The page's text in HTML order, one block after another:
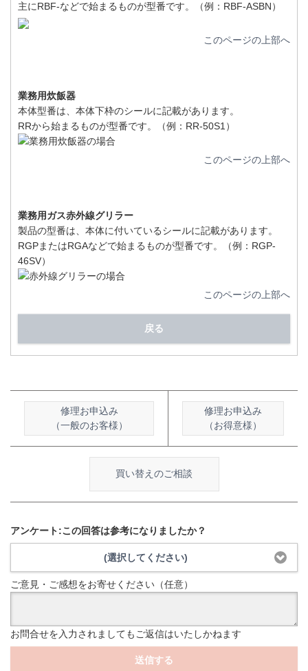
主にRBF-などで始まるものが型番です。（例：RBF-ASBN）
このページの上部へ
業務用炊飯器
本体型番は、本体下枠のシールに記載があります。
RRから始まるものが型番です。（例：RR-50S1）
このページの上部へ
業務用ガス赤外線グリラー
製品の型番は、本体に付いているシールに記載があります。
RGPまたはRGAなどで始まるものが型番です。（例：RGP-
46SV）
このページの上部へ
戻る
修理お申込み
（一般のお客様）
修理お申込み
（お得意様）
買い替えのご相談
アンケート:この回答は参考になりましたか？
(選択してください)
ご意見・ご感想をお寄せください（任意）
お問合せを入力されましてもご返信はいたしかねます
送信する